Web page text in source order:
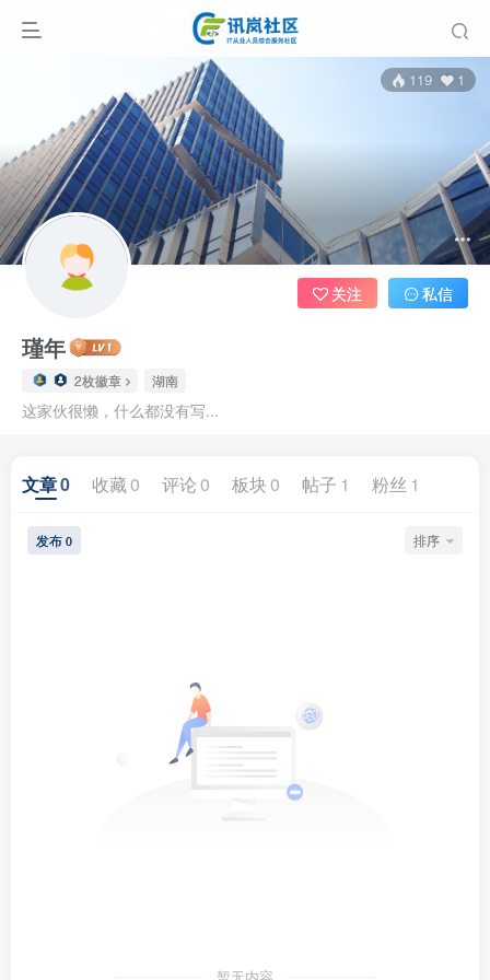
119 1
瑾年
2枚徽章 湖南
这家伙很懒，什么都没有写...
关注 私信
文章0 收藏 0 评论 0 板块 0 帖子 1 粉丝 1
发布 0 排序